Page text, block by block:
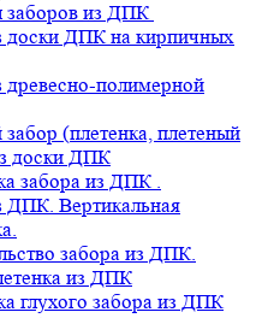
заборов из ДПК
доски ДПК на кирпичных
древесно-полимерной
(плетенка, плетеный
доски ДПК
забора из ДПК .
ДПК. Вертикальная
забора из ДПК.
из ДПК
глухого забора из ДПК